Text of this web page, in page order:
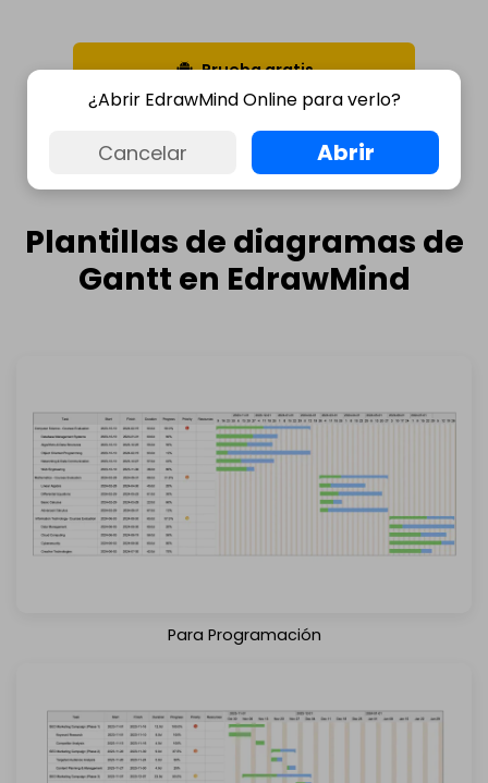
¿Abrir EdrawMind Online para verlo?
Cancelar Abrir
Prueba gratis
Plantillas de diagramas de
Gantt en EdrawMind
Descargar Saber más
Para Programación